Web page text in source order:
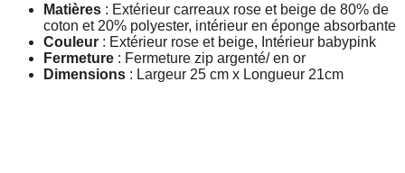
Matières : Extérieur carreaux rose et beige de 80% de
coton et 20% polyester, intérieur en éponge absorbante
Couleur : Extérieur rose et beige, Intérieur babypink
Fermeture : Fermeture zip argenté/ en or
Dimensions : Largeur 25 cm x Longueur 21cm